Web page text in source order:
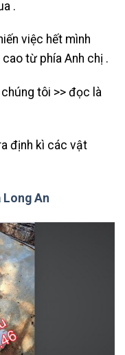
.
việc hết mình
từ phía Anh chị .
tôi >> đọc là
định kì các vật
Long An